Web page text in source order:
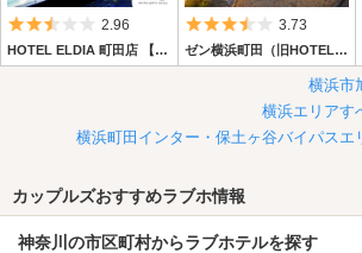
5つ星のうち2.5
2.96
HOTEL ELDIA 町田店 【Best Delight Group】
5つ星のうち3.5
3.73
ゼン横浜町田（旧HOTEL C.(シードット) 横浜ドゥエ）
横浜市
横浜エリアす
横浜町田インター・保土ヶ谷バイパスエ
カップルズおすすめラブホ情報
神奈川の市区町村からラブホテルを探す